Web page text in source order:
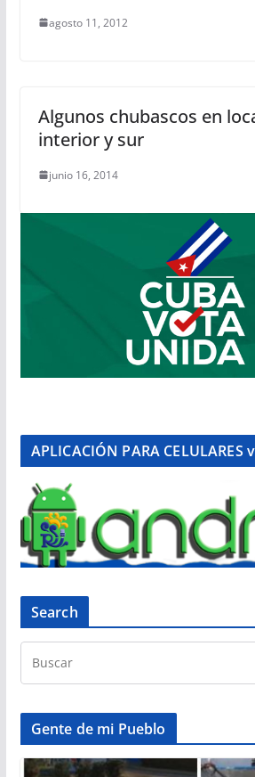
agosto 11, 2012
Algunos chubascos en
interior y sur
junio 16, 2014
APLICACIÓN PARA CELULARES
Search
Gente de mi Pueblo